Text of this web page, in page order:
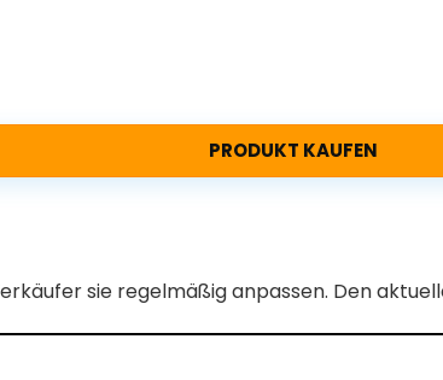
PRODUKT KAUFEN
sie regelmäßig anpassen. Den